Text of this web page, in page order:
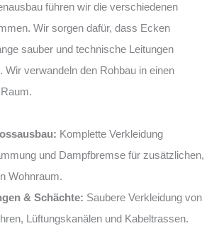
führen wir die verschiedenen
Wir sorgen dafür, dass Ecken
sauber und technische Leitungen
Wir verwandeln den Rohbau in einen
Komplette Verkleidung
und Dampfbremse für zusätzlichen,
Wohnraum.
& Schächte: Saubere Verkleidung von
Lüftungskanälen und Kabeltrassen.